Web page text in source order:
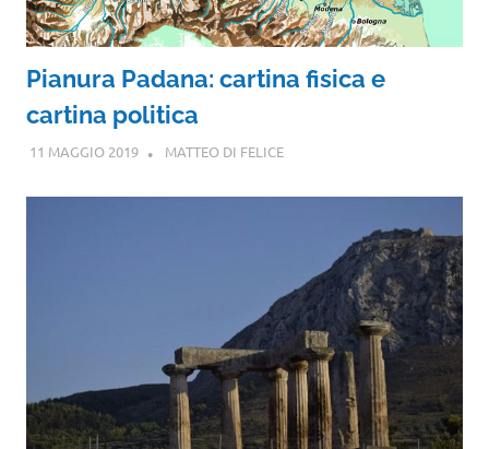
Pianura Padana: cartina fisica e
cartina politica
11 MAGGIO 2019 MATTEO DI FELICE